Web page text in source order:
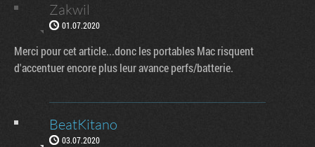
Zakwil
01.07.2020
Merci pour cet article...donc les portables Mac risquent
d'accentuer encore plus leur avance perfs/batterie.
BeatKitano
03.07.2020